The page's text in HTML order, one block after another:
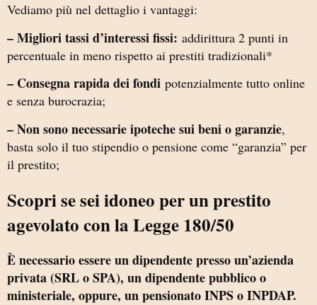
Vediamo più nel dettaglio i vantaggi:
– Migliori tassi d’interessi fissi: addirittura 2 punti in
percentuale in meno rispetto ai prestiti tradizionali*
– Consegna rapida dei fondi potenzialmente tutto online
e senza burocrazia;
– Non sono necessarie ipoteche sui beni o garanzie,
basta solo il tuo stipendio o pensione come “garanzia” per
il prestito;
Scopri se sei idoneo per un prestito
agevolato con la Legge 180/50
È necessario essere un dipendente presso un’azienda
privata (SRL o SPA), un dipendente pubblico o
ministeriale, oppure, un pensionato INPS o INPDAP.